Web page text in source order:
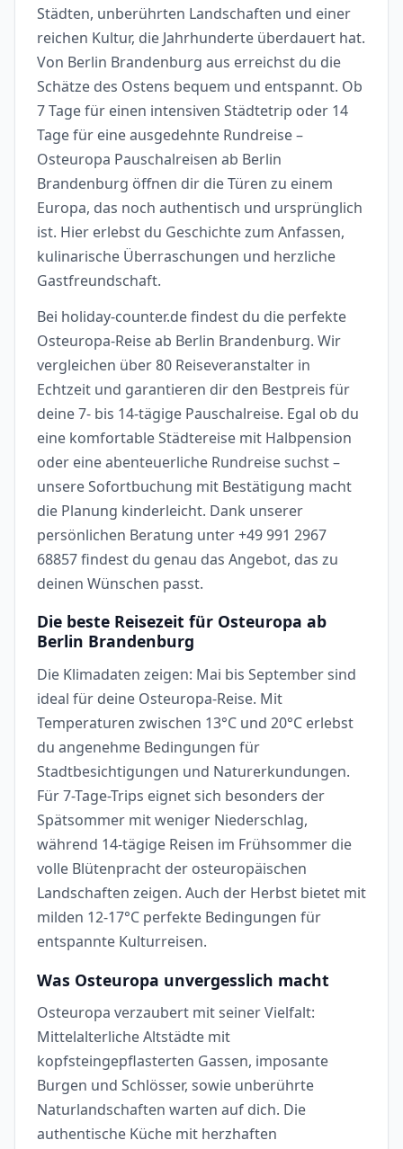
Städten, unberührten Landschaften und einer
reichen Kultur, die Jahrhunderte überdauert hat.
Von Berlin Brandenburg aus erreichst du die
Schätze des Ostens bequem und entspannt. Ob
7 Tage für einen intensiven Städtetrip oder 14
Tage für eine ausgedehnte Rundreise –
Osteuropa Pauschalreisen ab Berlin
Brandenburg öffnen dir die Türen zu einem
Europa, das noch authentisch und ursprünglich
ist. Hier erlebst du Geschichte zum Anfassen,
kulinarische Überraschungen und herzliche
Gastfreundschaft.
Bei holiday-counter.de findest du die perfekte
Osteuropa-Reise ab Berlin Brandenburg. Wir
vergleichen über 80 Reiseveranstalter in
Echtzeit und garantieren dir den Bestpreis für
deine 7- bis 14-tägige Pauschalreise. Egal ob du
eine komfortable Städtereise mit Halbpension
oder eine abenteuerliche Rundreise suchst –
unsere Sofortbuchung mit Bestätigung macht
die Planung kinderleicht. Dank unserer
persönlichen Beratung unter +49 991 2967
68857 findest du genau das Angebot, das zu
deinen Wünschen passt.
Die beste Reisezeit für Osteuropa ab
Berlin Brandenburg
Die Klimadaten zeigen: Mai bis September sind
ideal für deine Osteuropa-Reise. Mit
Temperaturen zwischen 13°C und 20°C erlebst
du angenehme Bedingungen für
Stadtbesichtigungen und Naturerkundungen.
Für 7-Tage-Trips eignet sich besonders der
Spätsommer mit weniger Niederschlag,
während 14-tägige Reisen im Frühsommer die
volle Blütenpracht der osteuropäischen
Landschaften zeigen. Auch der Herbst bietet mit
milden 12-17°C perfekte Bedingungen für
entspannte Kulturreisen.
Was Osteuropa unvergesslich macht
Osteuropa verzaubert mit seiner Vielfalt:
Mittelalterliche Altstädte mit
kopfsteingepflasterten Gassen, imposante
Burgen und Schlösser, sowie unberührte
Naturlandschaften warten auf dich. Die
authentische Küche mit herzhaften